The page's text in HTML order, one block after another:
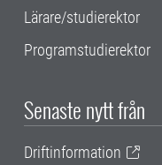
Lärare/studierektor
Programstudierektor
Senaste nytt från
Driftinformation